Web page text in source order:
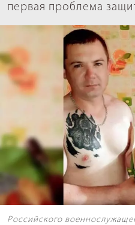
первая проблема
Российского